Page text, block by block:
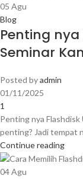
05 Agu
Blog
Penting
Seminar
Posted byadmin
01/11/2025
1
Penting nya
penting? Jadi tempat
Continue reading
04Agu